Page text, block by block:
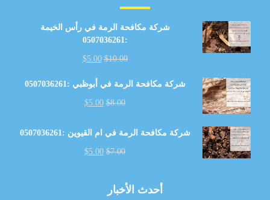
شركة مكافحة الرمة في رأس الخيمة
:0507036261
$10.00
$5.00
شركة مكافحة الرمة في أبوظبي :0507036261
$8.00
$5.00
شركة مكافحة الرمة في ام القيوين :0507036261
$7.00
$5.00
أحدث الأخبار